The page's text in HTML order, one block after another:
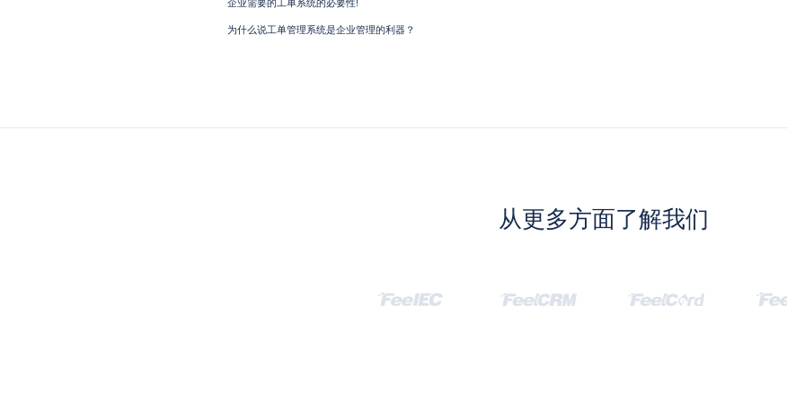
为什么说工单管理系统是企业管理的利器？
从更多方面了解我们